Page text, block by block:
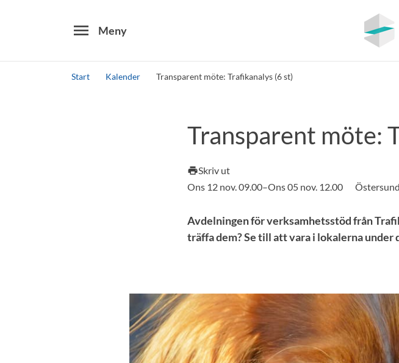
menu Meny
Start Kalender Transparent möte: Trafikanalys (6 st)
Transparent möte:
printSkriv ut
Ons 12 nov. 09.00–Ons 05 nov. 12.00
Östersund
Avdelningen för verksamhetsstöd från
träffa dem? Se till att vara i lokalerna under